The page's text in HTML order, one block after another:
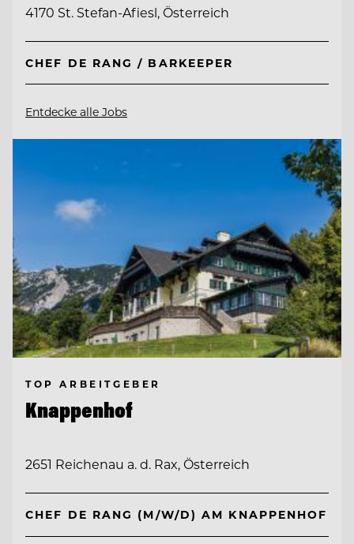
4170 St. Stefan-Afiesl, Österreich
CHEF DE RANG / BARKEEPER
Entdecke alle Jobs
TOP ARBEITGEBER
Knappenhof
2651 Reichenau a. d. Rax, Österreich
CHEF DE RANG (M/W/D) AM KNAPPENHOF